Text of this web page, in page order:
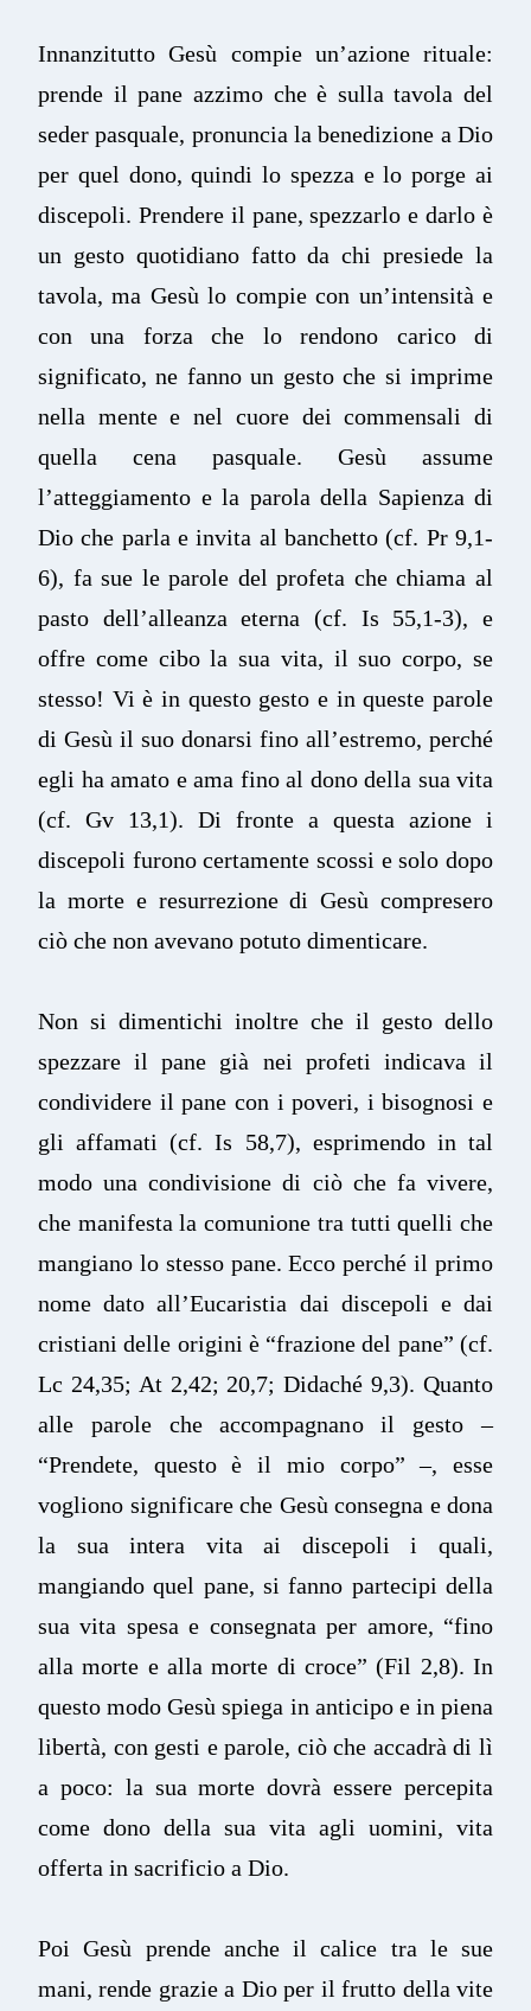
Innanzitutto Gesù compie un’azione rituale:
prende il pane azzimo che è sulla tavola del
seder pasquale, pronuncia la benedizione a Dio
per quel dono, quindi lo spezza e lo porge ai
discepoli. Prendere il pane, spezzarlo e darlo è
un gesto quotidiano fatto da chi presiede la
tavola, ma Gesù lo compie con un’intensità e
con una forza che lo rendono carico di
significato, ne fanno un gesto che si imprime
nella mente e nel cuore dei commensali di
quella cena pasquale. Gesù assume
l’atteggiamento e la parola della Sapienza di
Dio che parla e invita al banchetto (cf. Pr 9,1-
6), fa sue le parole del profeta che chiama al
pasto dell’alleanza eterna (cf. Is 55,1-3), e
offre come cibo la sua vita, il suo corpo, se
stesso! Vi è in questo gesto e in queste parole
di Gesù il suo donarsi fino all’estremo, perché
egli ha amato e ama fino al dono della sua vita
(cf. Gv 13,1). Di fronte a questa azione i
discepoli furono certamente scossi e solo dopo
la morte e resurrezione di Gesù compresero
ciò che non avevano potuto dimenticare.
Non si dimentichi inoltre che il gesto dello
spezzare il pane già nei profeti indicava il
condividere il pane con i poveri, i bisognosi e
gli affamati (cf. Is 58,7), esprimendo in tal
modo una condivisione di ciò che fa vivere,
che manifesta la comunione tra tutti quelli che
mangiano lo stesso pane. Ecco perché il primo
nome dato all’Eucaristia dai discepoli e dai
cristiani delle origini è “frazione del pane” (cf.
Lc 24,35; At 2,42; 20,7; Didaché 9,3). Quanto
alle parole che accompagnano il gesto –
“Prendete, questo è il mio corpo” –, esse
vogliono significare che Gesù consegna e dona
la sua intera vita ai discepoli i quali,
mangiando quel pane, si fanno partecipi della
sua vita spesa e consegnata per amore, “fino
alla morte e alla morte di croce” (Fil 2,8). In
questo modo Gesù spiega in anticipo e in piena
libertà, con gesti e parole, ciò che accadrà di lì
a poco: la sua morte dovrà essere percepita
come dono della sua vita agli uomini, vita
offerta in sacrificio a Dio.
Poi Gesù prende anche il calice tra le sue
mani, rende grazie a Dio per il frutto della vite